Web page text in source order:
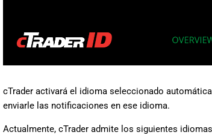
cTrader activará el idioma seleccionado
enviarle las notificaciones en ese idioma.
Actualmente, cTrader admite los siguientes